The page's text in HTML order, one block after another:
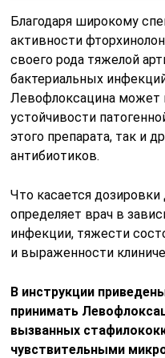
Благодаря широкому
активности
своего рода тяжелой
бактериальных
Левофлоксацина может
устойчивости
этого препарата, так и
антибиотиков.
Что касается
определяет врач в
инфекции, тяжести
и выраженности
В инструкции
принимать
вызванных
чувствительными